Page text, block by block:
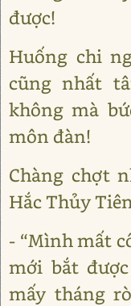
được!
Huống chi
cũng nhất
không mà
môn đàn!
Chàng chợt
Hắc Thủy
- “Mình mất
mới bắt
mấy tháng